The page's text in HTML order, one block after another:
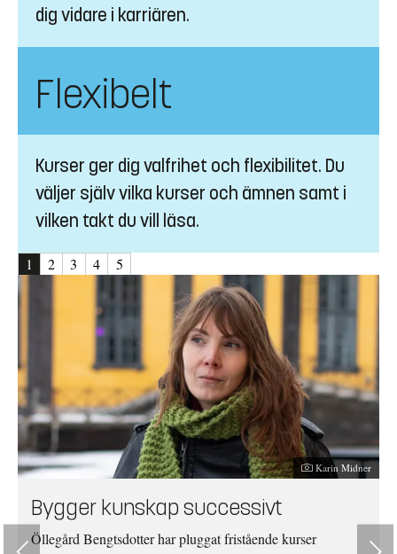
dig vidare i karriären.
Flexibelt
Kurser ger dig valfrihet och flexibilitet. Du
väljer själv vilka kurser och ämnen samt i
vilken takt du vill läsa.
1 2 3 4 5
Fotograf:
Karin Midner
Bygger kunskap successivt
Öllegård Bengtsdotter har pluggat fristående kurser